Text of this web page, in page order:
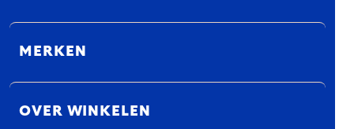
MERKEN
OVER WINKELEN